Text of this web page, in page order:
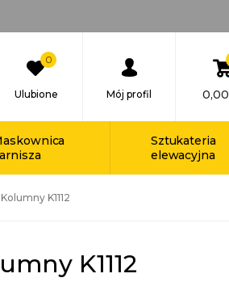
0
Ulubione Mój profil 0,00
Sztukateria
elewacyjna
K1112
K1112